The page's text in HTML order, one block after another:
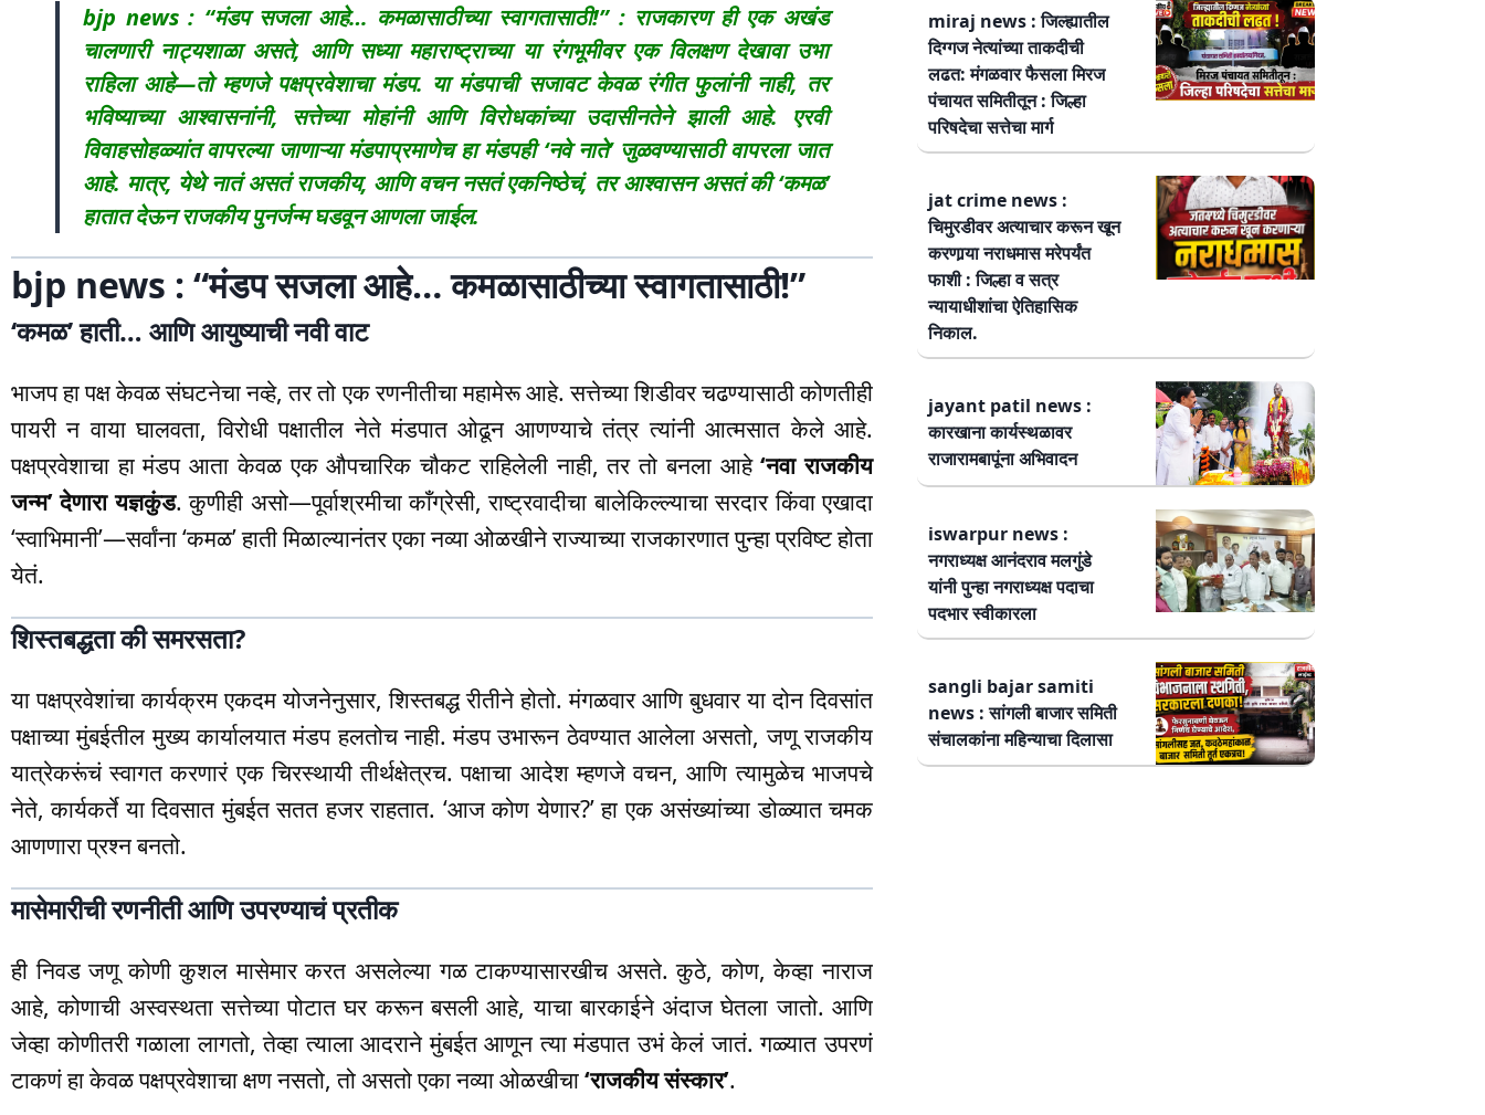
bjp news : “मंडप सजला आहे… कमळासाठीच्या स्वागतासाठी!” : राजकारण ही एक अखंड
चालणारी नाट्यशाळा असते, आणि सध्या महाराष्ट्राच्या या रंगभूमीवर एक विलक्षण देखावा उभा
राहिला आहे—तो म्हणजे पक्षप्रवेशाचा मंडप. या मंडपाची सजावट केवळ रंगीत फुलांनी नाही, तर
भविष्याच्या आश्वासनांनी, सत्तेच्या मोहांनी आणि विरोधकांच्या उदासीनतेने झाली आहे. एरवी
विवाहसोहळ्यांत वापरल्या जाणाऱ्या मंडपाप्रमाणेच हा मंडपही ‘नवे नाते’ जुळवण्यासाठी वापरला जात
आहे. मात्र, येथे नातं असतं राजकीय, आणि वचन नसतं एकनिष्ठेचं, तर आश्वासन असतं की ‘कमळ’
हातात देऊन राजकीय पुनर्जन्म घडवून आणला जाईल.
bjp news : “मंडप सजला आहे… कमळासाठीच्या स्वागतासाठी!”
‘कमळ’ हाती… आणि आयुष्याची नवी वाट
भाजप हा पक्ष केवळ संघटनेचा नव्हे, तर तो एक रणनीतीचा महामेरू आहे. सत्तेच्या शिडीवर चढण्यासाठी कोणतीही
पायरी न वाया घालवता, विरोधी पक्षातील नेते मंडपात ओढून आणण्याचे तंत्र त्यांनी आत्मसात केले आहे.
पक्षप्रवेशाचा हा मंडप आता केवळ एक औपचारिक चौकट राहिलेली नाही, तर तो बनला आहे‘नवा राजकीय
जन्म’ देणारा यज्ञकुंड. कुणीही असो—पूर्वाश्रमीचा काँग्रेसी, राष्ट्रवादीचा बालेकिल्ल्याचा सरदार किंवा एखादा
‘स्वाभिमानी’—सर्वांना ‘कमळ’ हाती मिळाल्यानंतर एका नव्या ओळखीने राज्याच्या राजकारणात पुन्हा प्रविष्ट होता
येतं.
शिस्तबद्धता की समरसता?
या पक्षप्रवेशांचा कार्यक्रम एकदम योजनेनुसार, शिस्तबद्ध रीतीने होतो. मंगळवार आणि बुधवार या दोन दिवसांत
पक्षाच्या मुंबईतील मुख्य कार्यालयात मंडप हलतोच नाही. मंडप उभारून ठेवण्यात आलेला असतो, जणू राजकीय
यात्रेकरूंचं स्वागत करणारं एक चिरस्थायी तीर्थक्षेत्रच. पक्षाचा आदेश म्हणजे वचन, आणि त्यामुळेच भाजपचे
नेते, कार्यकर्ते या दिवसात मुंबईत सतत हजर राहतात. ‘आज कोण येणार?’ हा एक असंख्यांच्या डोळ्यात चमक
आणणारा प्रश्न बनतो.
मासेमारीची रणनीती आणि उपरण्याचं प्रतीक
ही निवड जणू कोणी कुशल मासेमार करत असलेल्या गळ टाकण्यासारखीच असते. कुठे, कोण, केव्हा नाराज
आहे, कोणाची अस्वस्थता सत्तेच्या पोटात घर करून बसली आहे, याचा बारकाईने अंदाज घेतला जातो. आणि
जेव्हा कोणीतरी गळाला लागतो, तेव्हा त्याला आदराने मुंबईत आणून त्या मंडपात उभं केलं जातं. गळ्यात उपरणं
टाकणं हा केवळ पक्षप्रवेशाचा क्षण नसतो, तो असतो एका नव्या ओळखीचा‘राजकीय संस्कार’.
miraj news : जिल्ह्यातील
दिग्गज नेत्यांच्या ताकदीची
लढत: मंगळवार फैसला मिरज
पंचायत समितीतून : जिल्हा
परिषदेचा सत्तेचा मार्ग
jat crime news :
चिमुरडीवर अत्याचार करून खून
करणार्‍या नराधमास मरेपर्यंत
फाशी : जिल्हा व सत्र
न्यायाधीशांचा ऐतिहासिक
निकाल.
jayant patil news :
कारखाना कार्यस्थळावर
राजारामबापूंना अभिवादन
iswarpur news :
नगराध्यक्ष आनंदराव मलगुंडे
यांनी पुन्हा नगराध्यक्ष पदाचा
पदभार स्वीकारला
sangli bajar samiti
news : सांगली बाजार समिती
संचालकांना महिन्याचा दिलासा